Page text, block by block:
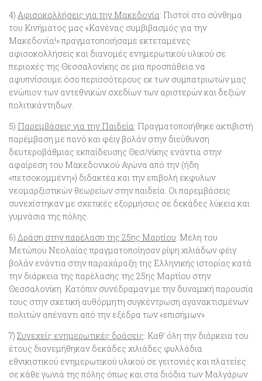
4) Αφισοκολλήσεις για την Μακεδονία: Πιστοί στο σύνθημα
του Κινήματος μας «Κανένας συμβιβασμός για την
Μακεδονία!» πραγματοποιήσαμε εκτεταμένες
αφισοκολλήσεις και διανομές ενημερωτικού υλικού σε
περιοχές της Θεσσαλονίκης σε μια προσπάθεια να
αφυπνίσουμε όσο περισσότερους εκ των συμπατριωτών μας
ενώπιον των αντεθνικών σχεδίων των αριστερών και δεξιών
πολιτικάντηδων.
5) Παρεμβάσεις για την Παιδεία: Πραγματοποιήθηκε ακτιβιστή
παρέμβαση με πανό και φέιγ βολάν στην διεύθυνση
δευτεροβάθμιας εκπαίδευσης Θεσ/νίκης ενάντια στην
αφαίρεση του Μακεδονικού Αγώνα από την (ήδη
«πετσοκομμένη») διδακτέα και την επιβολή έκφυλων
νεομαρξιστικών θεωρείων στην παιδεία. Οι παρεμβάσεις
συνεχίστηκαν με σχετικές εξορμήσεις σε δεκάδες λύκεια και
γυμνάσια της πόλης.
6) Δράση στην παρέλαση της 25ης Μαρτίου: Μέλη του
Μετώπου Νεολαίας πραγματοποίησαν ρίψη χιλιάδων φέιγ
βολάν ενάντια στην παραχάραξη της Ελληνικής ιστορίας κατά
την διάρκεια της παρέλασης της 25ης Μαρτίου στην
Θεσσαλονίκη. Κατόπιν συνέδραμαν με την δυναμική παρουσία
τους στην σχετική αυθόρμητη συγκέντρωση αγανακτισμένων
πολιτών απέναντι από την εξέδρα των «επισήμων».
7) Συνεχείς ενημερωτικές δράσεις: Καθ’ όλη την διάρκεια του
έτους διανεμήθηκαν δεκάδες χιλιάδες φυλλάδια
εθνικιστικού ενημερωτικού υλικού σε γειτονιές και πλατείες
σε κάθε γωνιά της πόλης όπως και στα διόδια των Μαλγάρων